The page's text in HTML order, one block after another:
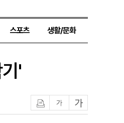
스포츠 생활/문화
'
글자작게글자크게